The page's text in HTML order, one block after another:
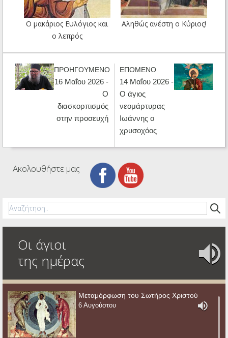
Ο μακάριος Ευλόγιος και
ο λεπρός
Αληθώς ανέστη ο Κύριος!
ΠΡΟΗΓΟΥΜΕΝΟ
16 Μαΐου 2026 -
Ο
διασκορπισμός
στην προσευχή
ΕΠΟΜΕΝΟ
14 Μαΐου 2026 -
Ο άγιος
νεομάρτυρας
Ιωάννης ο
χρυσοχόος
Ακολουθήστε μας
Οι άγιοι
της ημέρας
Μεταμόρφωση του Σωτήρος Χριστού
6 Αυγούστου